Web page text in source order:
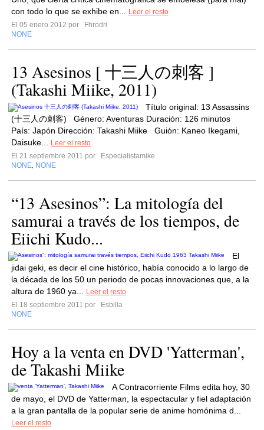
con todo lo que se exhibe en...
Leer el resto
El 05 enero 2012 por
Fhrodri
NONE
13 Asesinos [ 十三人の刺客 ]
(Takashi Miike, 2011)
Título original: 13 Assassins
(十三人の刺客) Género: Aventuras Duración: 126 minutos
País: Japón Dirección: Takashi Miike Guión: Kaneo Ikegami,
Daisuke...
Leer el resto
El 21 septiembre 2011 por
Especialistamike
NONE NONE
“13 Asesinos”: La mitología del
samurai a través de los tiempos, de
Eiichi Kudo...
El
jidai geki, es decir el cine histórico, había conocido a lo largo de
la década de los 50 un periodo de pocas innovaciones que, a la
altura de 1960 ya...
Leer el resto
El 18 septiembre 2011 por
Esbilla
NONE
Hoy a la venta en DVD 'Yatterman',
de Takashi Miike
A Contracorriente Films edita hoy, 30
de mayo, el DVD de Yatterman, la espectacular y fiel adaptación
a la gran pantalla de la popular serie de anime homónima d...
Leer el resto